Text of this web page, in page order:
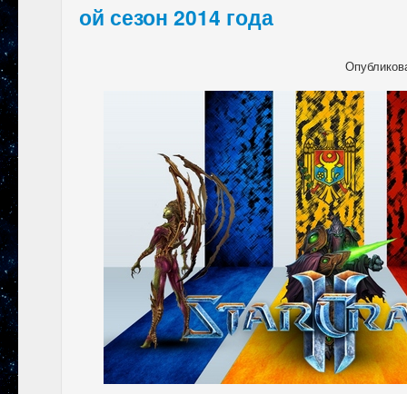
ой сезон 2014 года